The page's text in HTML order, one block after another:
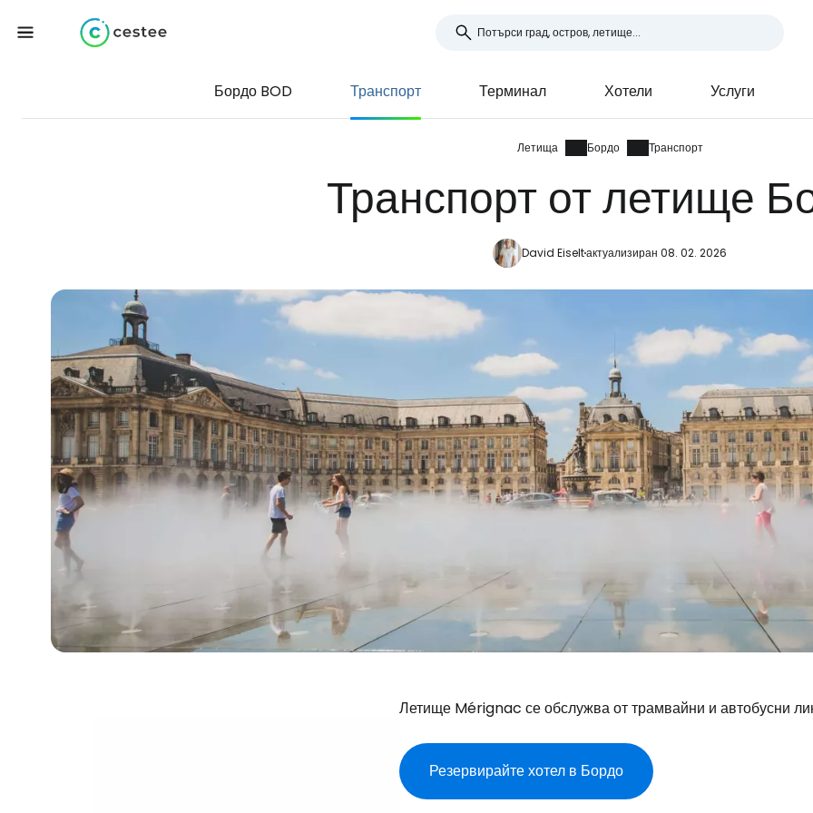
Бордо BOD Транспорт Терминал Хотели Услуги
Летища Бордо Транспорт
Транспорт от летище
David Eiseltактуализиран 08. 02. 2026
Летище Mérignac се обслужва от трамвайни и автобусни
Резервирайте хотел в Бордо